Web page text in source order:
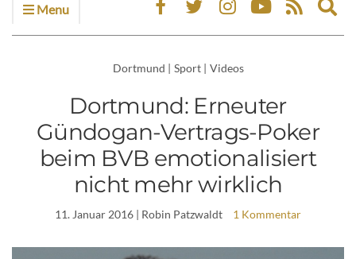
Menu
Dortmund | Sport | Videos
Dortmund: Erneuter
Gündogan-Vertrags-Poker
beim BVB emotionalisiert
nicht mehr wirklich
11. Januar 2016 | Robin Patzwaldt 1 Kommentar